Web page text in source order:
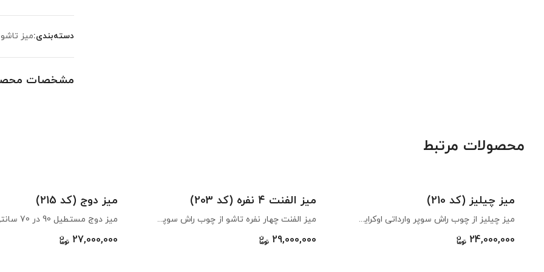
دسته‌بندی:میز تاشو
مشخصات
محصولات مرتبط
میز چیلیز (کد 210)
میز چیلیز از چوب راش سوپر وارداتی اوکراین با بالاترین کیفیت ساخته شده است. طراحی صفحه آن ساده و در عین حال زیباست. اگر به دنبال میز چوبی برای آشپزخانه هستید که قابلیت جمع شوندگی داشته باشد، این میز مناسب شماست. پایه‌های میز تاشو هستند و صفحه روی میز به راحتی از پایه جدا می‌شود که به موجب آن هنگامی که از آن استفاده نمی‌کنید فضای بسیار کمی را اشغال می‌کند. میز چیلیز مناسب استفاده برای ۲ تا ۴ نفر می‌باشد که می‌توانید آن را در رنگ‌های متنوع سفارش دهید. در صورتی که می‌خواهید از میز در فضاهای داخلی استفاده کنید، رنگ معمولی برای شما مناسب است. اگر می‌خواهید هم در فضاهای داخلی و هم در فضاهای باز مانند تراس، حیاط یا کافه از آن استفاده کنید رنگ آبگریز بهترین انتخاب است.
24,000,000
میز الفنت ۴ نفره (کد 203)
میز الفنت چهار نفره تاشو از چوب راش سوپر وارداتی اوکراین با بالاترین کیفیت ساخته شده است. این میز از خانواده الفنت ها می‌باشد که دو نفره ثابت و شش نفره تاشو هم دارد. دو کشو در دو طرف عرض آن تعبیه شده و بسیار کاربردی است که به شیوه‌ای خلاقانه و زیبا مناسب فضاهای کوچک با قابلیت تبدیل از دو نفره به چهار نفره طراحی شده‌است. باله های میز به آسانی از دو طرف باز و بسته می‌شوند. اگر فضای محدودی دارید و به دنبال میزی مناسب آشپزخانه یا پذیرایی هستید، پیشنهاد ما الفنت چهار نفره است که کشوهای آن مناسب گذاشتن وسایل مورد نیاز شماست. این میز مناسب استفاده برای ۲ تا ٤ نفر می‌باشد که می‌توانید آن را در رنگ‌های متنوع سفارش دهید. قطعات این میز SKD طراحی شده است که اسمبل کردن آن به عهده شماست. این طراحی باعث سهولت در نگهداری، بسته‌بندی و حمل و نقل می‌گردد. شما می‌توانید با مراجعه به نقشه راهنما و استفاده از ابزارهایی که در بسته تعبیه شده‌اند، به سهولت قطعات را به هم متصل کرده و از محصول نهایی بهره‌مند شوید. در صورتی که می‌خواهید از آن در فضاهای داخلی استفاده کنید، «رنگ معمولی» برای شما مناسب است. اگر می‌خواهید هم در فضاهای داخلی و هم فضاهای باز مانند تراس، حیاط یا کافه از آن استفاده کنید «رنگ آبگریز» بهترین انتخاب است. .
29,000,000
میز دوج (کد 215)
27,000,000